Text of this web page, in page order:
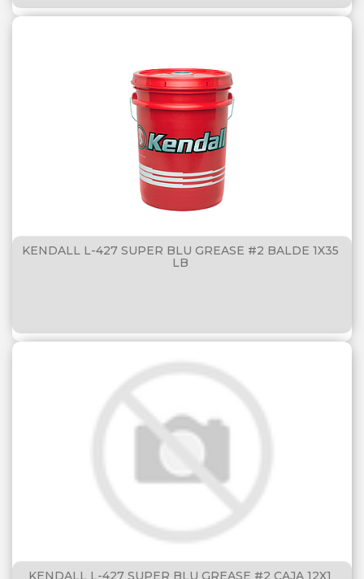
KENDALL L-427 SUPER BLU GREASE #2 BALDE 1X35
LB
KENDALL L-427 SUPER BLU GREASE #2 CAJA 12X1